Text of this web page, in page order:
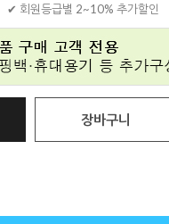
✔ 회원등급별 2~10% 추가할인
장바구니